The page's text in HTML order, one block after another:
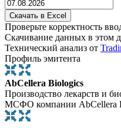
Проверьте корректность
Скачивание данных в этом
Технический анализ от
Профиль эмитента
AbCellera Biologics
Производство лекарств и
МСФО компании AbCellera